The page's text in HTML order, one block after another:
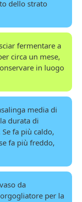
dello strato
fermentare a
circa un mese,
in luogo
media di
durata di
fa più caldo,
fa più freddo,
da
per la